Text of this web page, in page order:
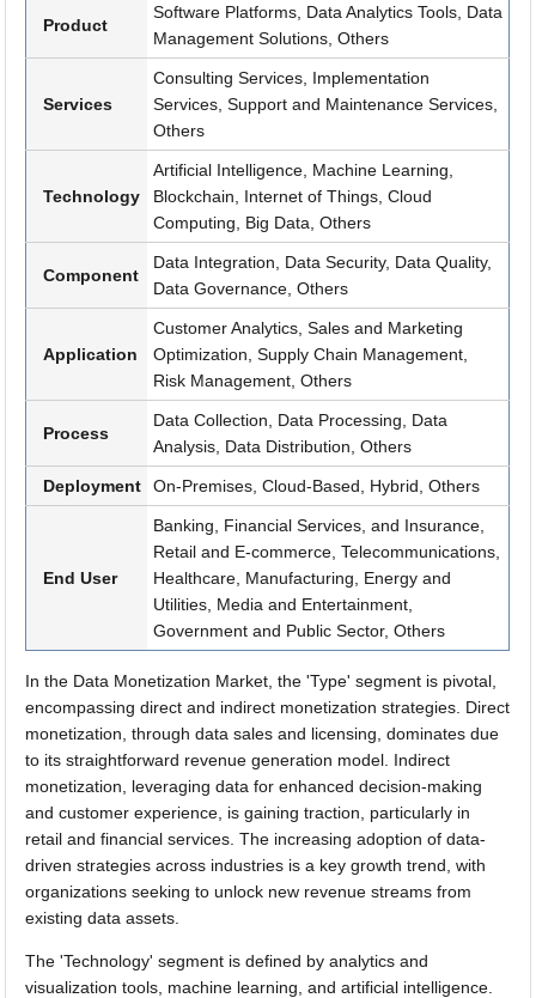
Product
Software Platforms, Data Analytics Tools, Data
Management Solutions, Others
Services
Consulting Services, Implementation
Services, Support and Maintenance Services,
Others
Technology
Artificial Intelligence, Machine Learning,
Blockchain, Internet of Things, Cloud
Computing, Big Data, Others
Component
Data Integration, Data Security, Data Quality,
Data Governance, Others
Application
Customer Analytics, Sales and Marketing
Optimization, Supply Chain Management,
Risk Management, Others
Process
Data Collection, Data Processing, Data
Analysis, Data Distribution, Others
Deployment On-Premises, Cloud-Based, Hybrid, Others
End User
Banking, Financial Services, and Insurance,
Retail and E-commerce, Telecommunications,
Healthcare, Manufacturing, Energy and
Utilities, Media and Entertainment,
Government and Public Sector, Others
In the Data Monetization Market, the 'Type' segment is pivotal,
encompassing direct and indirect monetization strategies. Direct
monetization, through data sales and licensing, dominates due
to its straightforward revenue generation model. Indirect
monetization, leveraging data for enhanced decision-making
and customer experience, is gaining traction, particularly in
retail and financial services. The increasing adoption of data-
driven strategies across industries is a key growth trend, with
organizations seeking to unlock new revenue streams from
existing data assets.
The 'Technology' segment is defined by analytics and
visualization tools, machine learning, and artificial intelligence.